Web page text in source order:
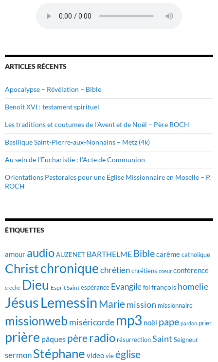
ARTICLES RÉCENTS
Apocalypse – Révélation – Bible
Benoît XVI : testament spirituel
Les traditions et coutumes de l’Avent et de Noël – Père ROCH
Basilique Saint-Pierre-aux-Nonnains – Metz (4k)
Au sein de l’Eucharistie : l’Acte de Communion
Orientations Pastorales pour une Église Missionnaire en Moselle – P.
ROCH
ÉTIQUETTES
amour audioAUZENET BARTHELME Biblecarêmecatholique
Christchronique chrétienchrétiens coeur conférence
creche Dieu Esprit Saint espérance Evangilefoifrançois homelie
JésusLemessinMariemission missionnaire
missionweb miséricorde mp3 noël pape pardon prier
prière pâques pèreradio résurrectionSaint Seigneur
sermon Stéphane videovieéglise